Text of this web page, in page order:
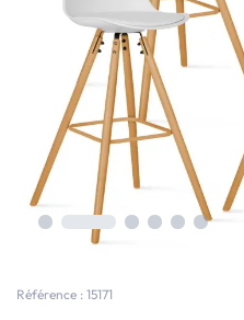
Référence : 15171